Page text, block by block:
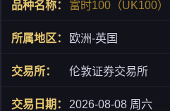
富时100（UK100）
欧洲-英国
伦敦证券交易所
2026-08-08 周六